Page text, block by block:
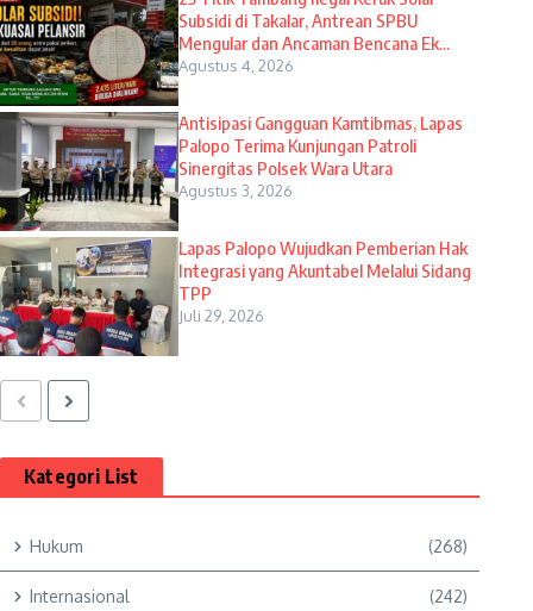
Subsidi di Takalar, Antrean SPBU
Mengular dan Ancaman Bencana Ek...
Agustus 4, 2026
Antisipasi Gangguan Kamtibmas, Lapas
Palopo Terima Kunjungan Patroli
Sinergitas Polsek Wara Utara
Agustus 3, 2026
Lapas Palopo Wujudkan Pemberian Hak
Integrasi yang Akuntabel Melalui Sidang
TPP
Juli 29, 2026
Kategori List
Hukum (268)
Internasional (242)